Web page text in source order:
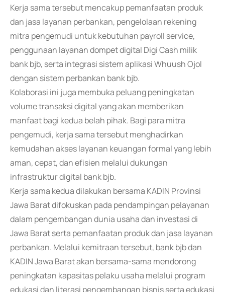
Kerja sama tersebut mencakup pemanfaatan produk
dan jasa layanan perbankan, pengelolaan rekening
mitra pengemudi untuk kebutuhan payroll service,
penggunaan layanan dompet digital Digi Cash milik
bank bjb, serta integrasi sistem aplikasi Whuush Ojol
dengan sistem perbankan bank bjb.
Kolaborasi ini juga membuka peluang peningkatan
volume transaksi digital yang akan memberikan
manfaat bagi kedua belah pihak. Bagi para mitra
pengemudi, kerja sama tersebut menghadirkan
kemudahan akses layanan keuangan formal yang lebih
aman, cepat, dan efisien melalui dukungan
infrastruktur digital bank bjb.
Kerja sama kedua dilakukan bersama KADIN Provinsi
Jawa Barat difokuskan pada pendampingan pelayanan
dalam pengembangan dunia usaha dan investasi di
Jawa Barat serta pemanfaatan produk dan jasa layanan
perbankan. Melalui kemitraan tersebut, bank bjb dan
KADIN Jawa Barat akan bersama-sama mendorong
peningkatan kapasitas pelaku usaha melalui program
edukasi dan literasi pengembangan bisnis serta edukasi